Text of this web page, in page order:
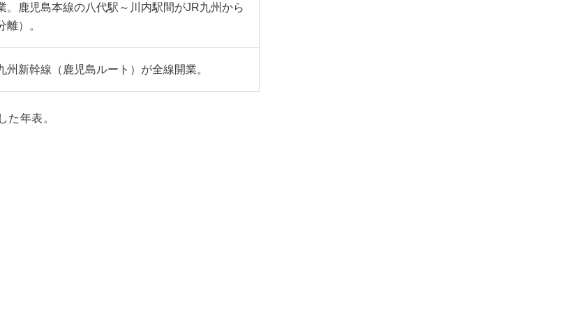
。鹿児島本線の八代駅～川内駅間がJR九州から
）。
新幹線（鹿児島ルート）が全線開業。
た年表。